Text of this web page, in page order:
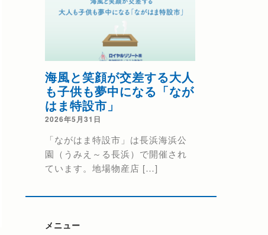
海風と笑顔が交差する大人
も子供も夢中になる「なが
はま特設市」
2026年5月31日
「ながはま特設市」は長浜海浜公
園（うみえ～る長浜）で開催され
ています。地場物産店 […]
メニュー